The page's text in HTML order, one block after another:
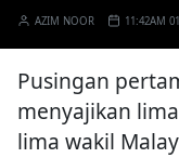
AZIM NOOR 11:42AM
Pusingan
menyajikan
lima wakil